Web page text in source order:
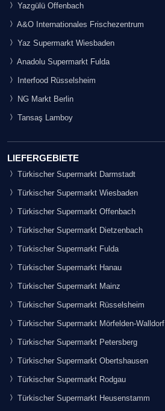
Yazgülü Offenbach
A&O Internationales Frischezentrum
Yaz Supermarkt Wiesbaden
Anadolu Supermarkt Fulda
Interfood Rüsselsheim
NG Markt Berlin
Tansaş Lamboy
LIEFERGEBIETE
Türkischer Supermarkt Darmstadt
Türkischer Supermarkt Wiesbaden
Türkischer Supermarkt Offenbach
Türkischer Supermarkt Dietzenbach
Türkischer Supermarkt Fulda
Türkischer Supermarkt Hanau
Türkischer Supermarkt Mainz
Türkischer Supermarkt Rüsselsheim
Türkischer Supermarkt Mörfelden-Walldorf
Türkischer Supermarkt Petersberg
Türkischer Supermarkt Obertshausen
Türkischer Supermarkt Rodgau
Türkischer Supermarkt Heusenstamm